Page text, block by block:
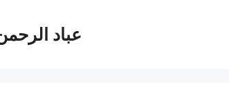
عباد